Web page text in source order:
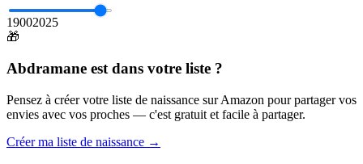
19002025
🎁
Abdramane est dans votre liste ?
Pensez à créer votre liste de naissance sur Amazon pour partager vos
envies avec vos proches — c'est gratuit et facile à partager.
Créer ma liste de naissance →